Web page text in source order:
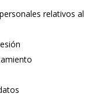
relativos al